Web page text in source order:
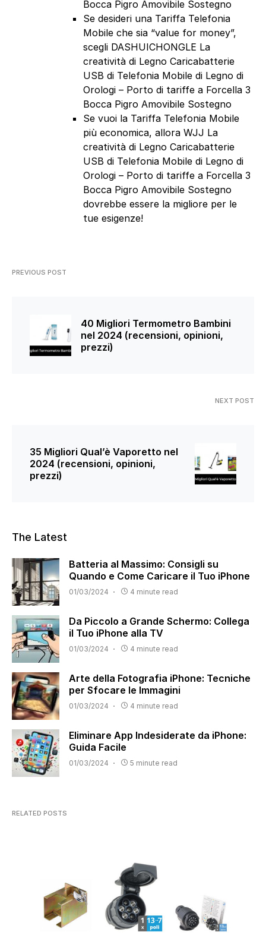
Bocca Pigro Amovibile Sostegno
Se desideri una Tariffa Telefonia
Mobile che sia “value for money”,
scegli DASHUICHONGLE La
creatività di Legno Caricabatterie
USB di Telefonia Mobile di Legno di
Orologi – Porto di tariffe a Forcella 3
Bocca Pigro Amovibile Sostegno
Se vuoi la Tariffa Telefonia Mobile
più economica, allora WJJ La
creatività di Legno Caricabatterie
USB di Telefonia Mobile di Legno di
Orologi – Porto di tariffe a Forcella 3
Bocca Pigro Amovibile Sostegno
dovrebbe essere la migliore per le
tue esigenze!
PREVIOUS POST
40 Migliori Termometro Bambini
nel 2024 (recensioni, opinioni,
prezzi)
NEXT POST
35 Migliori Qual’è Vaporetto nel
2024 (recensioni, opinioni,
prezzi)
The Latest
Batteria al Massimo: Consigli su
Quando e Come Caricare il Tuo iPhone
01/03/2024 4 minute read
Da Piccolo a Grande Schermo: Collega
il Tuo iPhone alla TV
01/03/2024 4 minute read
Arte della Fotografia iPhone: Tecniche
per Sfocare le Immagini
01/03/2024 4 minute read
Eliminare App Indesiderate da iPhone:
Guida Facile
01/03/2024 5 minute read
RELATED POSTS